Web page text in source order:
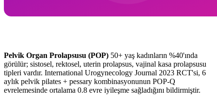
Pelvik Organ Prolapsusu (POP) 50+ yaş kadınların %40'ında
görülür; sistosel, rektosel, uterin prolapsus, vajinal kasa prolapsusu
tipleri vardır. International Urogynecology Journal 2023 RCT'si, 6
aylık pelvik pilates + pessary kombinasyonunun POP-Q
evrelemesinde ortalama 0.8 evre iyileşme sağladığını bildirmiştir.